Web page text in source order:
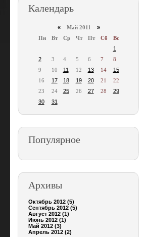
Календарь
«Май 2011 »
Пн
Вт Ср Чт Пт Сб
Вс
1
2
3 4 5 6 7
8
9
10 11 12 13 14
15
16
17 18 19 20 21
22
23
24 25 26 27 28
29
30
31
Популярное
Архивы
Октябрь 2012 (5)
Сентябрь 2012 (5)
Август 2012 (1)
Июнь 2012 (1)
Май 2012 (3)
Апрель 2012 (2)